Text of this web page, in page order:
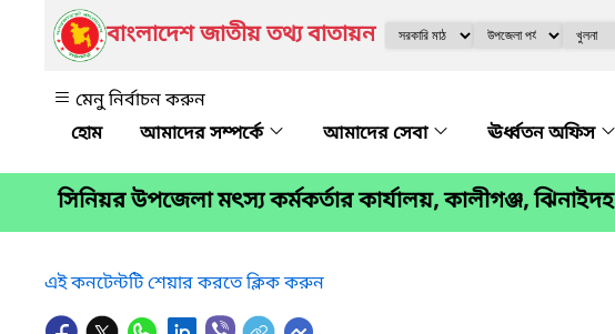
বাংলাদেশ জাতীয় তথ্য বাতায়ন
মেনু নির্বাচন করুন
আমাদের সম্পর্কে
আমাদের সেবা ঊর্ধ্বতন অফিস
সিনিয়র উপজেলা মৎস্য কর্মকর্তার কার্যালয়, কালীগঞ্জ, ঝিনাইদহ
এই কনটেন্টটি শেয়ার করতে ক্লিক করুন